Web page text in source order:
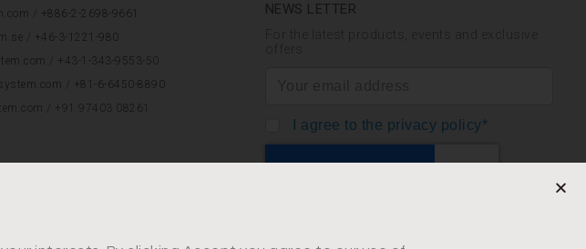
/
+886-2-2698-9661
+46-3-1221-980
+43-1-343-9553-50
+81-6-6450-8890
/ +91 97403 08261
NEWS LETTER
I agree to the privacy policy*